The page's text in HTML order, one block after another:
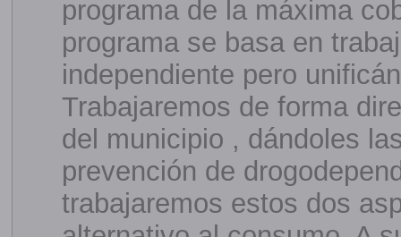
programa de la máxima
programa se basa en
independiente pero
Trabajaremos de forma
del municipio , dándoles
prevención de
trabajaremos estos dos